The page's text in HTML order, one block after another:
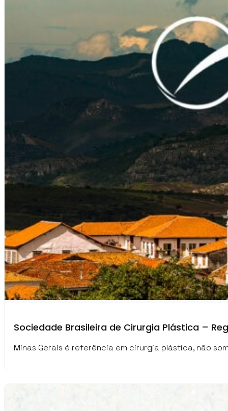
Sociedade Brasileira de Cirurgia Plástica –
Minas Gerais é referência em cirurgia plástica, não